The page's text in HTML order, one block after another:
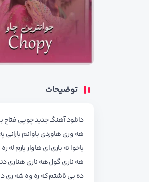
توضیحات
دانلود آهنگ جدید چوپی فتاح بنام جوانترین چاو
هه وری هاوردی باوانم
یاخوا نه باری ای هاوار
هه ناری گول هه ناری
ده بی ئاشتم که ره وه شه